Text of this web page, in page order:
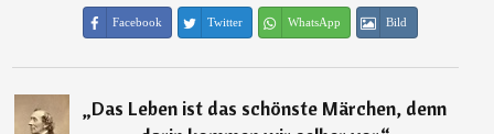
Facebook Twitter WhatsApp Bild
„Das Leben ist das schönste Märchen, denn